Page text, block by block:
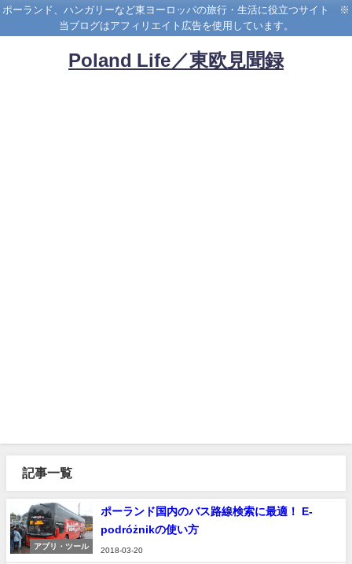
ポーランド、ハンガリーなど東ヨーロッパの旅行・生活に役立つサイト ※
当ブログはアフィリエイト広告を使用しています。
Poland Life／東欧見聞録
記事一覧
アプリ・ツール
ポーランド国内のバス路線検索に最適！ E-
podróżnikの使い方
2018-03-20